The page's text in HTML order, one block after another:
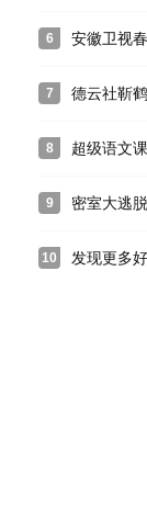
图迅速卡位，其带动
具的跨文化交流脱
，全新升级“纪录片+
目通过真实记录
的高甜剧式综艺，
6 安徽卫视
7 德云社靳鹤
8 超级语文课
9 密室大逃
10 发现更多